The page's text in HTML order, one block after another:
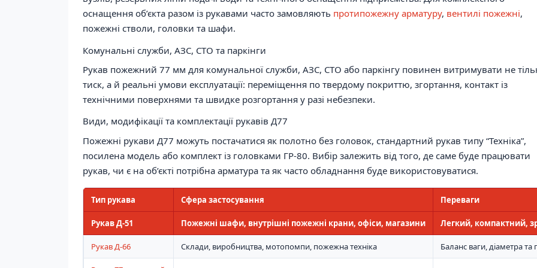
оснащення об’єкта разом із рукавами часто замовляють протипожежну арматуру, вентилі пожежні,
пожежні стволи, головки та шафи.
Комунальні служби, АЗС, СТО та паркінги
Рукав пожежний 77 мм для комунальної служби, АЗС, СТО або паркінгу повинен витримувати не
тиск, а й реальні умови експлуатації: переміщення по твердому покриттю, згортання, контакт із
технічними поверхнями та швидке розгортання у разі небезпеки.
Види, модифікації та комплектації рукавів Д77
Пожежні рукави Д77 можуть постачатися як полотно без головок, стандартний рукав типу “Техніка”,
посилена модель або комплект із головками ГР-80. Вибір залежить від того, де саме буде працювати
рукав, чи є на об’єкті потрібна арматура та як часто обладнання буде використовуватися.
Тип рукава Сфера застосування Переваги
Рукав Д-51 Пожежні шафи, внутрішні пожежні крани, офіси, магазини Легкий, компактний,
Рукав Д-66 Склади, виробництва, мотопомпи, пожежна техніка Баланс ваги, діаметра та